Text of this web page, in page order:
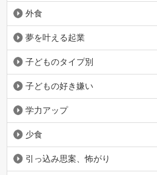
外食
夢を叶える起業
子どものタイプ別
子どもの好き嫌い
学力アップ
少食
引っ込み思案、怖がり